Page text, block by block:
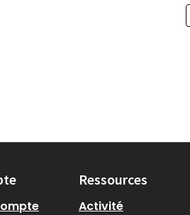
Ressources
Activité